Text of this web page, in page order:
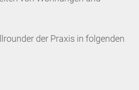
der Praxis in folgenden